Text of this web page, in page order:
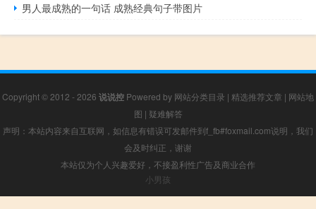
男人最成熟的一句话 成熟经典句子带图片
Copyright © 2012 - 2026 说说控 Powered by 网站分类目录 | 精选推荐文章 | 网站地
图 | 疑难解答
声明：本站内容来自互联网，如信息有错误可发邮件到f_fb#foxmail.com说明，我们
会及时纠正，谢谢
本站仅为个人兴趣爱好，不接盈利性广告及商业合作
小男孩